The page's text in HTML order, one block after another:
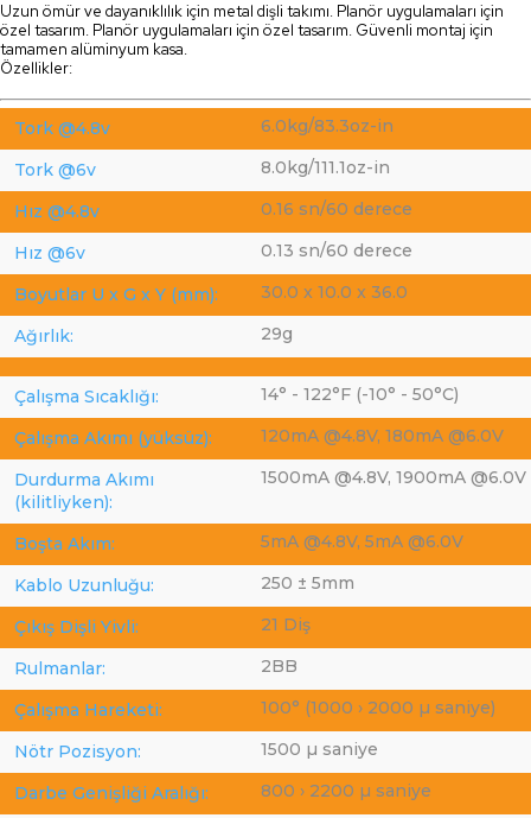
Uzun ömür ve dayanıklılık için metal dişli takımı. Planör uygulamaları için
özel tasarım. Planör uygulamaları için özel tasarım. Güvenli montaj için
tamamen alüminyum kasa.
Özellikler:
Tork @4.8v 6.0kg/83.3oz-in
Tork @6v 8.0kg/111.1oz-in
Hız @4.8v 0.16 sn/60 derece
Hız @6v 0.13 sn/60 derece
Boyutlar U x G x Y (mm): 30.0 x 10.0 x 36.0
Ağırlık: 29g
Çalışma Sıcaklığı: 14° - 122°F (-10° - 50°C)
Çalışma Akımı (yüksüz): 120mA @4.8V, 180mA @6.0V
Durdurma Akımı
(kilitliyken):
1500mA @4.8V, 1900mA @6.0V
Boşta Akım: 5mA @4.8V, 5mA @6.0V
Kablo Uzunluğu: 250 ± 5mm
Çıkış Dişli Yivli: 21 Diş
Rulmanlar: 2BB
Çalışma Hareketi: 100° (1000 › 2000 µ saniye)
Nötr Pozisyon: 1500 µ saniye
Darbe Genişliği Aralığı: 800 › 2200 µ saniye